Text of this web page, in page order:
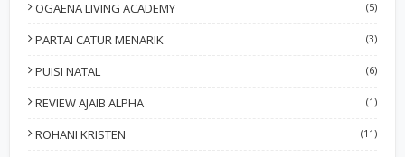
OGAENA LIVING ACADEMY (5)
PARTAI CATUR MENARIK (3)
PUISI NATAL (6)
REVIEW AJAIB ALPHA (1)
ROHANI KRISTEN (11)